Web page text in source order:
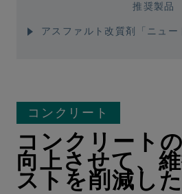
推奨製品
アスファルト改質剤「ニュー
コンクリート
コンクリート
向上させて、
ストを削減し